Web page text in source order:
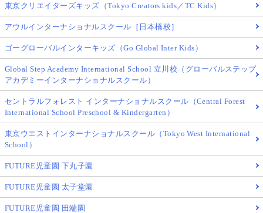
東京クリエイターズキッズ（Tokyo Creators kids／TC Kids）
アウルインターナショナルスクール［日本橋校］
ゴーグローバルインターキッズ（Go Global Inter Kids）
Global Step Academy International School 立川校（グローバルステップ
アカデミーインターナショナルスクール）
セントラルフォレスト インターナショナルスクール（Central Forest
International School Preschool & Kindergarten）
東京ウエストインターナショナルスクール（Tokyo West International
School）
FUTURE児童園 下丸子園
FUTURE児童園 太子堂園
FUTURE児童園 田端園